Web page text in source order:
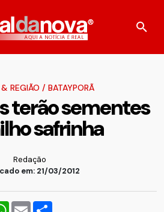
REGIÃO / BATAYPORÃ
terão sementes
safrinha
Redação
em: 21/03/2012
WhatsApp
Email